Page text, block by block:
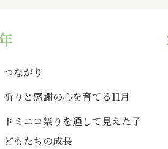
つながり
祈りと感謝の心を育てる11月
ドミニコ祭りを通して見えた子
どもたちの成長